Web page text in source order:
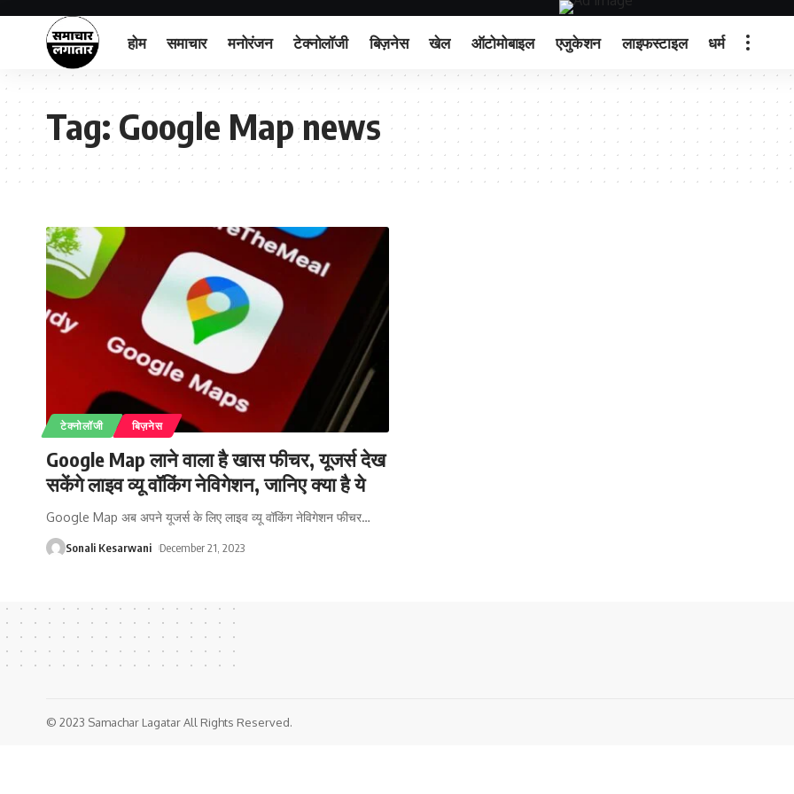
होम समाचार मनोरंजन टेक्नोलॉजी बिज़नेस खेल ऑटोमोबाइल एजुकेशन लाइफस्टाइल धर्म
Tag:Google Map news
टेक्नोलॉजी बिज़नेस
Google Map लाने वाला है खास फीचर, यूजर्स देख
सकेंगे लाइव व्यू वॉकिंग नेविगेशन, जानिए क्या है ये
Google Map अब अपने यूजर्स के लिए लाइव व्यू वॉकिंग नेविगेशन फीचर…
Sonali Kesarwani December 21, 2023
© 2023 Samachar Lagatar All Rights Reserved.